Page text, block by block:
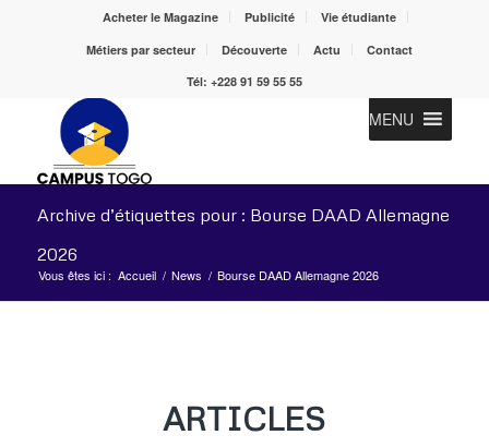
Acheter le Magazine Publicité
Vie étudiante
Métiers par secteur
Découverte Actu
Contact
Tél: +228 91 59 55 55
MENU
Archive d’étiquettes pour : Bourse DAAD Allemagne
2026
Vous êtes ici : Accueil / News / Bourse DAAD Allemagne 2026
ARTICLES